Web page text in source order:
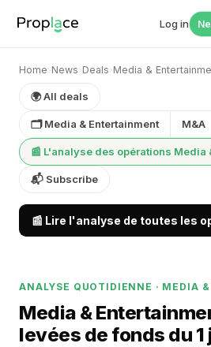
Log in
Home› News› Deals› Media &
🌍 All deals
🗂 Media & Entertainment M&A
📰 L'analyse des opérations Media
📬 Subscribe
📰 Lire l'analyse de toutes les
ANALYSE QUOTIDIENNE · MEDIA
Media &
levées de fonds du